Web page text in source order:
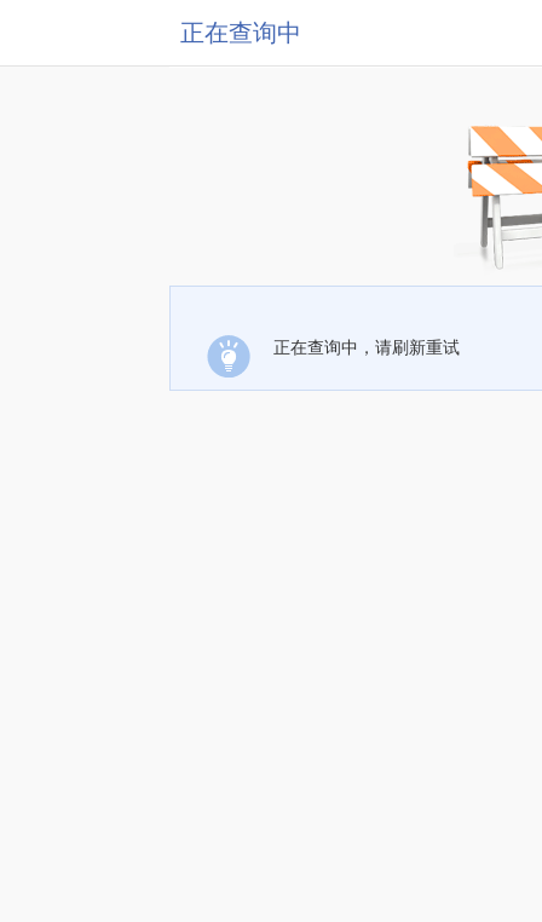
正在查询中
正在查询中，请刷新重试